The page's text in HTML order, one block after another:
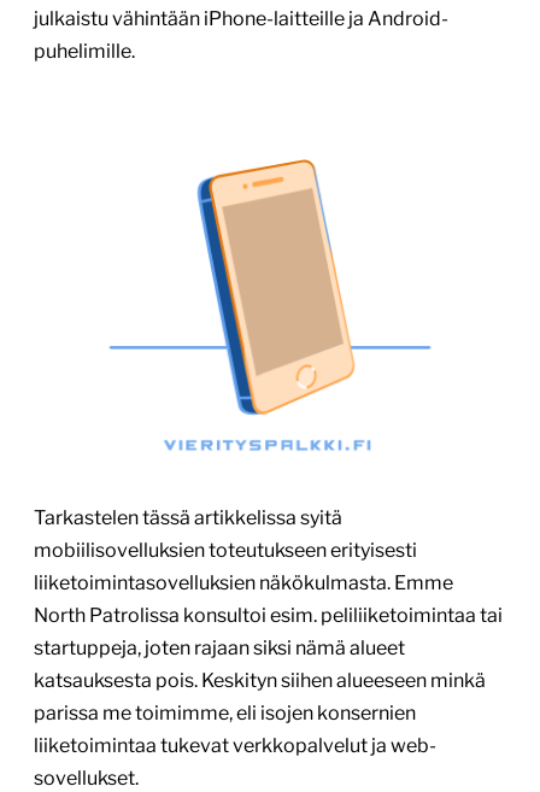
julkaistu vähintään iPhone-laitteille ja Android-
puhelimille.
Tarkastelen tässä artikkelissa syitä
mobiilisovelluksien toteutukseen erityisesti
liiketoimintasovelluksien näkökulmasta. Emme
North Patrolissa konsultoi esim. peliliiketoimintaa tai
startuppeja, joten rajaan siksi nämä alueet
katsauksesta pois. Keskityn siihen alueeseen minkä
parissa me toimimme, eli isojen konsernien
liiketoimintaa tukevat verkkopalvelut ja web-
sovellukset.